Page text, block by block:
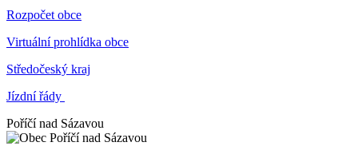
Rozpočet obce
Virtuální prohlídka obce
Středočeský kraj
Jízdní řády
Poříčí nad Sázavou